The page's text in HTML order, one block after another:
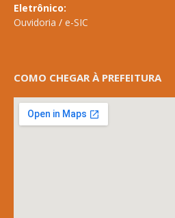
Eletrônico:
Ouvidoria / e-SIC
COMO CHEGAR À PREFEITURA